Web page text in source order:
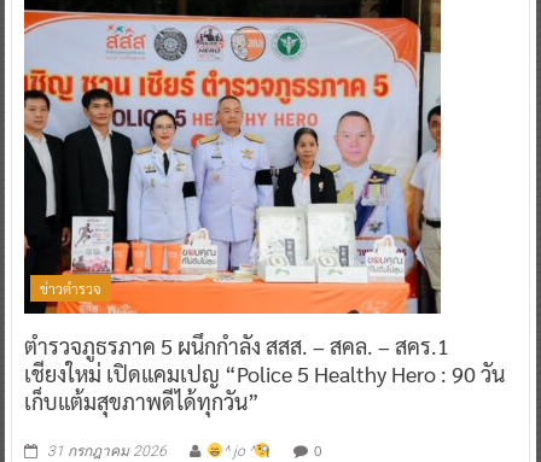
ข่าวตำรวจ
ตำรวจภูธรภาค 5 ผนึกกำลัง สสส. – สคล. – สคร.1
เชียงใหม่ เปิดแคมเปญ “Police 5 Healthy Hero : 90 วัน
เก็บแต้มสุขภาพดีได้ทุกวัน”
31 กรกฎาคม 2026 ^ jo ^ 0